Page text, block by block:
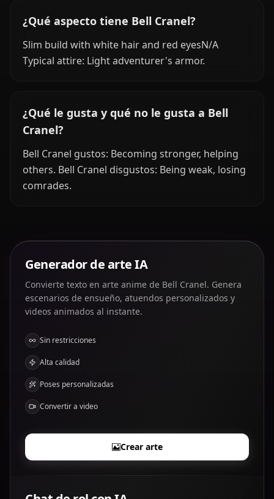
¿Qué aspecto tiene Bell Cranel?
Slim build with white hair and red eyesN/A
Typical attire: Light adventurer's armor.
¿Qué le gusta y qué no le gusta a Bell
Cranel?
Bell Cranel gustos: Becoming stronger, helping
others. Bell Cranel disgustos: Being weak, losing
comrades.
Generador de arte IA
Convierte texto en arte anime de Bell Cranel. Genera
escenarios de ensueño, atuendos personalizados y
videos animados al instante.
Sin restricciones
Alta calidad
Poses personalizadas
Convertir a video
Crear arte